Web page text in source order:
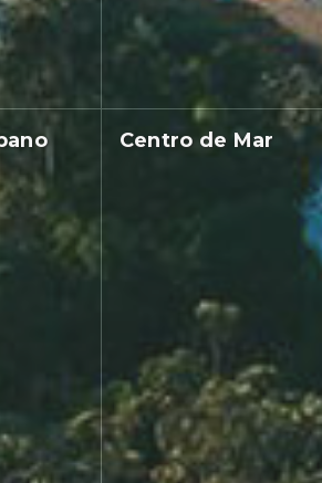
Centro de Mar